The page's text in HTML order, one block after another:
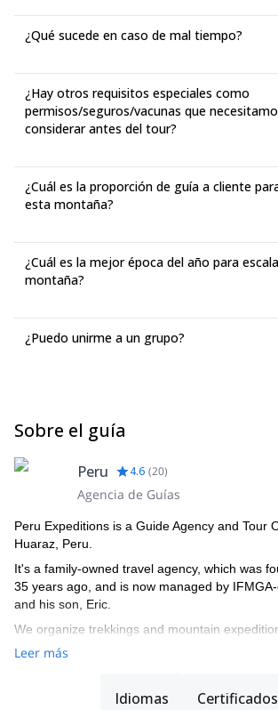
¿Qué sucede en caso de mal tiempo?
¿Hay otros requisitos especiales como
permisos/seguros/vacunas que
considerar antes del tour?
¿Cuál es la proporción de guía a cliente
esta montaña?
¿Cuál es la mejor época del año para
montaña?
¿Puedo unirme a un grupo?
Sobre el guía
Peru 4.6 (20)
Agencia de Guías
Peru Expeditions is a Guide Agency and Tour
Huaraz, Peru.
It's a family-owned travel agency, which was
35 years ago, and is now managed by
and his son, Eric.
We organize trekkings and mountain
Blanca, and all around Peru.
Leer más
Idiomas Certificados